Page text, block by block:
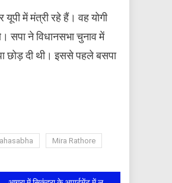
यूपी में मंत्री रहे हैं। वह योगी
सपा ने विधानसभा चुनाव में
छोड़ दी थी। इससे पहले बसपा
Mira Rathore